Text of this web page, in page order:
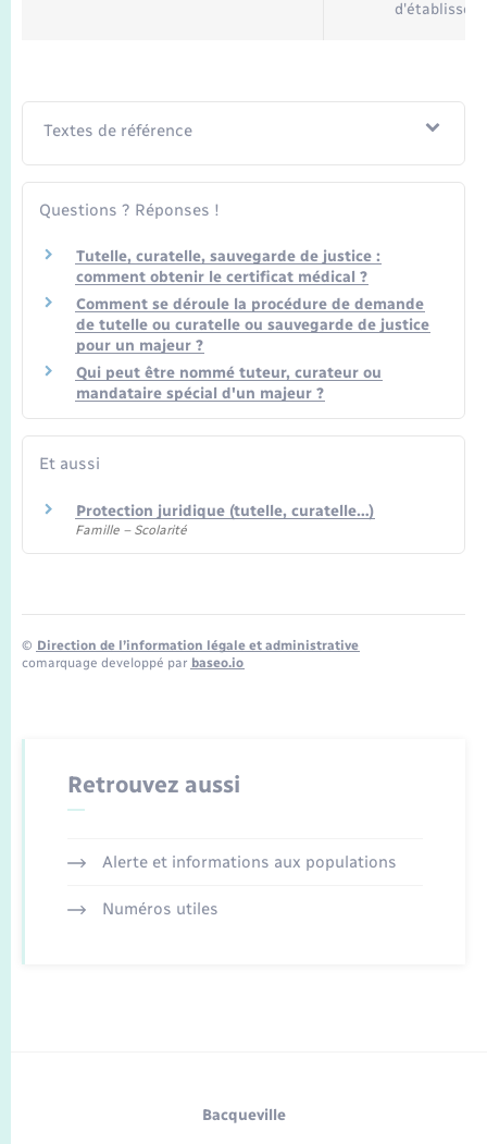
Textes de référence
Questions ? Réponses !
Tutelle, curatelle, sauvegarde de justice :
comment obtenir le certificat médical ?
Comment se déroule la procédure de demande
de tutelle ou curatelle ou sauvegarde de justice
pour un majeur ?
Qui peut être nommé tuteur, curateur ou
mandataire spécial d'un majeur ?
Et aussi
Protection juridique (tutelle, curatelle…)
Famille – Scolarité
© Direction de l’information légale et administrative
comarquage developpé par baseo.io
Retrouvez aussi
Alerte et informations aux populations
Numéros utiles
Bacqueville